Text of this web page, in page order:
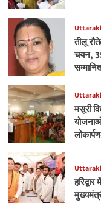
तीलू
चयन, 35
मसूरी